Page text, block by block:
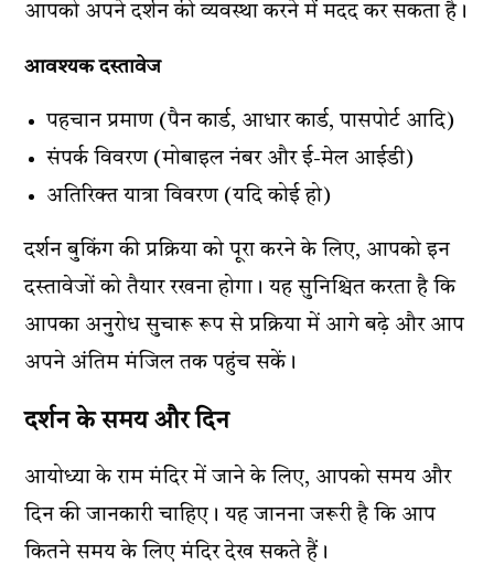
आपको अपने दर्शन की व्यवस्था करने में मदद कर सकता है।
आवश्यक दस्तावेज
पहचान प्रमाण (पैन कार्ड, आधार कार्ड, पासपोर्ट आदि)
संपर्क विवरण (मोबाइल नंबर और ई-मेल आईडी)
अतिरिक्त यात्रा विवरण (यदि कोई हो)
दर्शन बुकिंग की प्रक्रिया को पूरा करने के लिए, आपको इन
दस्तावेजों को तैयार रखना होगा। यह सुनिश्चित करता है कि
आपका अनुरोध सुचारू रूप से प्रक्रिया में आगे बढ़े और आप
अपने अंतिम मंजिल तक पहुंच सकें।
दर्शन के समय और दिन
आयोध्या के राम मंदिर में जाने के लिए, आपको समय और
दिन की जानकारी चाहिए। यह जानना जरूरी है कि आप
कितने समय के लिए मंदिर देख सकते हैं।